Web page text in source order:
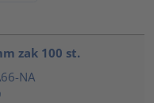
zak 100 st.
NA